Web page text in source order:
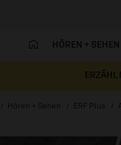
HÖREN + SEHEN
ERZÄHL
Startseite
Hören + Sehen ERF Plus